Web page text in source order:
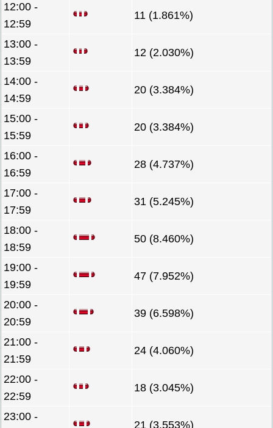
12:00 -
12:59
11 (1.861%)
13:00 -
13:59
12 (2.030%)
14:00 -
14:59
20 (3.384%)
15:00 -
15:59
20 (3.384%)
16:00 -
16:59
28 (4.737%)
17:00 -
17:59
31 (5.245%)
18:00 -
18:59
50 (8.460%)
19:00 -
19:59
47 (7.952%)
20:00 -
20:59
39 (6.598%)
21:00 -
21:59
24 (4.060%)
22:00 -
22:59
18 (3.045%)
23:00 -
21 (3.553%)